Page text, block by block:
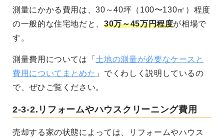
測量にかかる費用は、30～40坪（100〜130㎡）程度
の一般的な住宅地だと、30万～45万円程度が相場で
す。
測量費用については「 土地の測量が必要なケースと
費用についてまとめた 」でくわしく説明しているの
で、ぜひご覧ください。
2-3-2.リフォームやハウスクリーニング費用
売却する家の状態によっては、リフォームやハウス